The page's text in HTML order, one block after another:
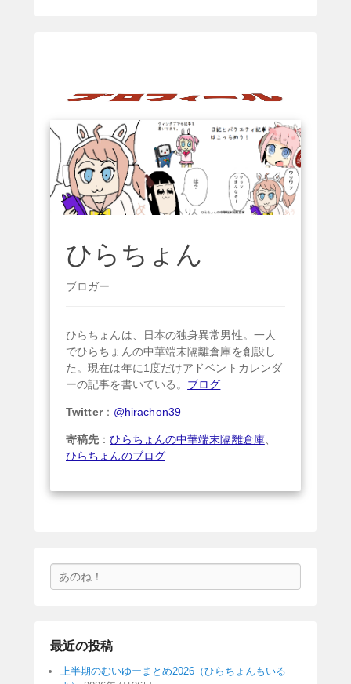
ひらちょん
ブロガー
ひらちょんは、日本の独身異常男性。一人
でひらちょんの中華端末隔離倉庫を創設し
た。現在は年に1度だけアドベントカレンダ
ーの記事を書いている。 ブログ
Twitter： @hirachon39
寄稿先 ：ひらちょんの中華端末隔離倉庫、
ひらちょんのブログ
索
最近の投稿
上半期のむいゆーまとめ2026（ひらちょんもいる